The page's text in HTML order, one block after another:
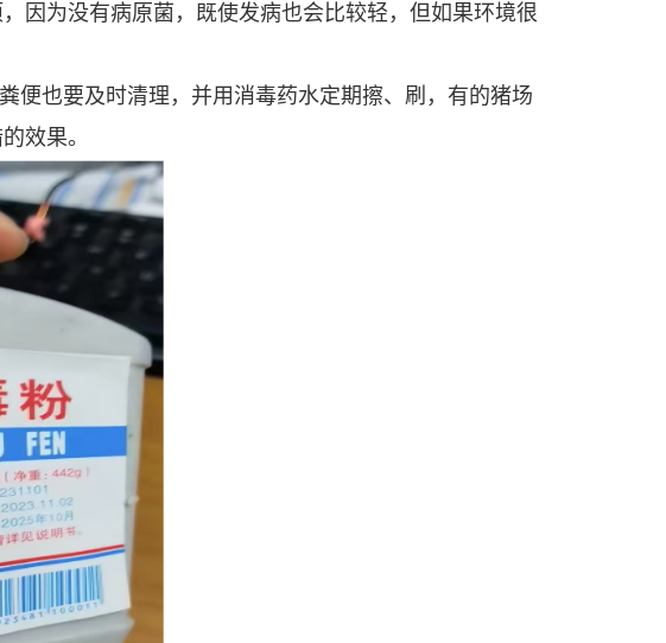
因为没有病原菌，既使发病也会比较轻，但如果环境很
便也要及时清理，并用消毒药水定期擦、刷，有的猪场
效果。